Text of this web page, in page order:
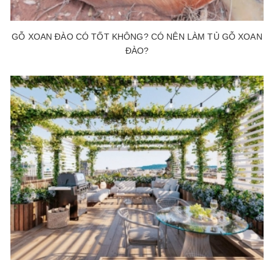
GỖ XOAN ĐÀO CÓ TỐT KHÔNG? CÓ NÊN LÀM TỦ GỖ XOAN
ĐÀO?